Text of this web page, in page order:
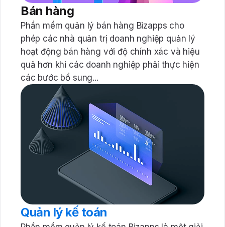
Bán hàng
Phần mềm quản lý bán hàng Bizapps cho
phép các nhà quản trị doanh nghiệp quản lý
hoạt động bán hàng với độ chính xác và hiệu
quả hơn khi các doanh nghiệp phải thực hiện
các bước bổ sung...
Quản lý kế toán